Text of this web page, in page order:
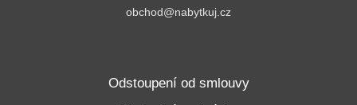
obchod@nabytkuj.cz
Odstoupení od smlouvy